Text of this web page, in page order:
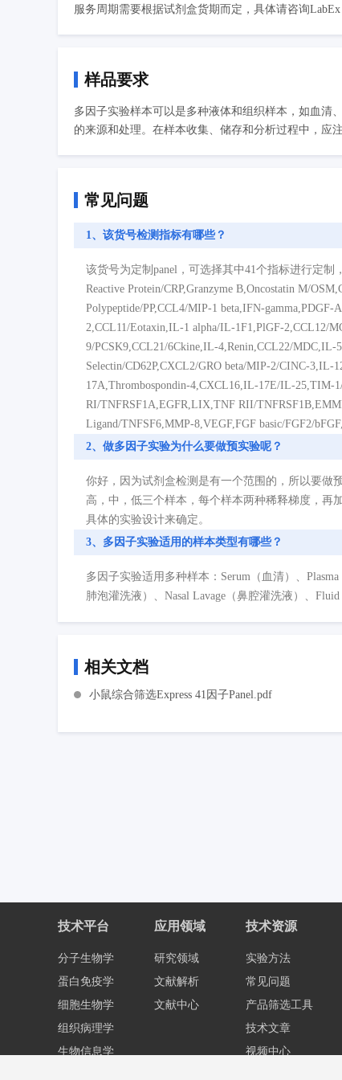
服务周期需要根据试剂盒货期而定，具体请咨询LabEx
样品要求
多因子实验样本可以是多种液体和组织样本，如血清
的来源和处理。在样本收集、储存和分析过程中，应
常见问题
1、该货号检测指标有哪些？
该货号为定制panel，可选择其中41个指标进行定制
Reactive Protein/CRP,Granzyme B,Oncostatin M/
Polypeptide/PP,CCL4/MIP-1 beta,IFN-
2,CCL11/Eotaxin,IL-1 alpha/IL-1F1,PlGF-2,CCL12/
9/PCSK9,CCL21/6Ckine,IL-4,Renin,CCL22/MDC,IL-
Selectin/CD62P,CXCL2/GRO beta/MIP-2/CINC-
17A,Thrombospondin-4,CXCL16,IL-17E/IL-
RI/TNFRSF1A,EGFR,LIX,TNF RII/
Ligand/TNFSF6,MMP-8,VEGF,FGF basic/FGF2/
2、做多因子实验为什么要做预实验呢？
你好，因为试剂盒检测是有一个范围的，所以要做
高，中，低三个样本，每个样本两种稀释梯度，再
具体的实验设计来确定。
3、多因子实验适用的样本类型有哪些？
多因子实验适用多种样本：Serum（血清）、
肺泡灌洗液）、Nasal Lavage（鼻腔灌洗液）、
相关文档
小鼠综合筛选Express 41因子Panel.pdf
技术平台
分子生物学
蛋白免疫学
细胞生物学
组织病理学
生物信息学
应用领域
研究领域
文献解析
文献中心
技术资源
实验方法
常见问题
产品筛选工具
技术文章
视频中心